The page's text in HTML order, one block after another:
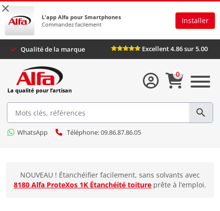
×
L'app Alfa pour Smartphones
Commandez facilement
Installer
Qualité de la marque Excellent 4.86 sur 5.00
La qualité pour l’artisan
WhatsApp Téléphone: 09.86.87.86.05
0
NOUVEAU ! Étanchéifier facilement, sans solvants avec
8180 Alfa ProteXos 1K Étanchéité toiture prête à l’emploi.